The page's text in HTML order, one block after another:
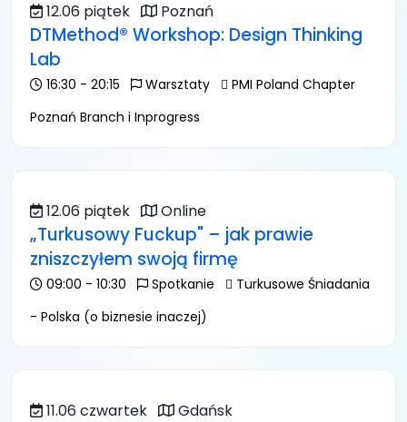
12.06 piątek Poznań
DTMethod® Workshop: Design Thinking
Lab
16:30 - 20:15 Warsztaty
PMI Poland Chapter
Poznań Branch i Inprogress
12.06 piątek Online
„Turkusowy Fuckup" – jak prawie
zniszczyłem swoją firmę
09:00 - 10:30 Spotkanie
Turkusowe Śniadania
- Polska (o biznesie inaczej)
11.06 czwartek Gdańsk